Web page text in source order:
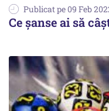
Publicat pe 09 Feb
Ce șanse ai să